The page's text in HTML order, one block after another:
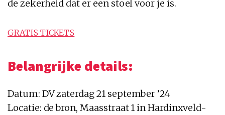
de zekerheid dat er een stoel voor je is.
GRATIS TICKETS
Belangrijke details:
Datum: DV zaterdag 21 september ’24
Locatie: de bron, Maasstraat 1 in Hardinxveld-